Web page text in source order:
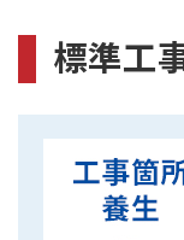
標準工